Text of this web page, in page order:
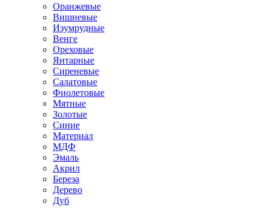
Оранжевые
Вишневые
Изумрудные
Венге
Ореховые
Янтарные
Сиреневые
Салатовые
Фиолетовые
Мятные
Золотые
Синие
Материал
МДФ
Эмаль
Акрил
Береза
Дерево
Дуб